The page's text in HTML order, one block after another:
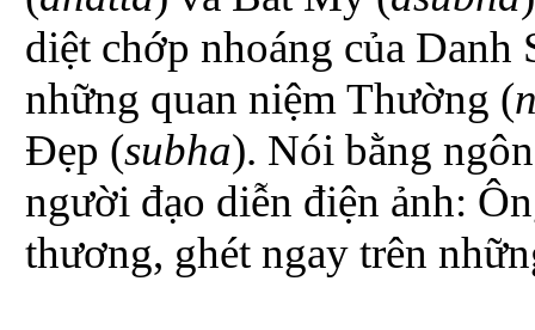
diệt chớp nhoáng của Danh
những quan niệm Thường (
Đẹp (subha). Nói bằng
người đạo diễn điện ảnh:
thương, ghét ngay trên